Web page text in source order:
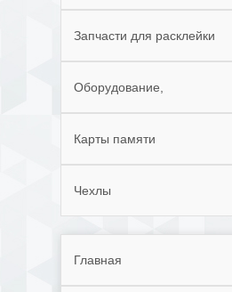
Запчасти для расклейки
телефонов
Оборудование,
инструменты, расходные
материалы
Карты памяти
Чехлы
Главная